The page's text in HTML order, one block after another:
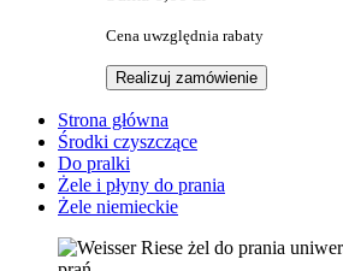
Cena uwzględnia rabaty
Realizuj zamówienie
Strona główna
Środki czyszczące
Do pralki
Żele i płyny do prania
Żele niemieckie